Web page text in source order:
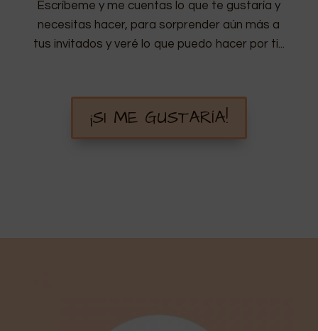
Escríbeme y me cuentas lo que te gustaría y
necesitas hacer, para sorprender aún más a
tus invitados y veré lo que puedo hacer por ti...
¡SI ME GUSTARÍA!